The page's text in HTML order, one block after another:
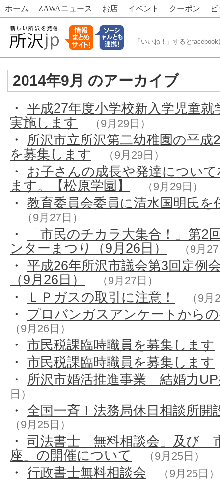
ホーム ZAWAニュース お店 イベント クーポン
「いいね！」すると
2014年9月 のアーカイブ
・ 平成27年度小学校新入学児童就
実施します
（9月29日）
・ 所沢市立所沢第二幼稚園の平成
を募集します
（9月29日）
・ お子さんの成長や発達につい
ます。【松原学園】
（9月29日）
・ 教育委員会委員に清水国明氏を
（9月27日）
・
「市民のチカラ大集合！」第2
ンターまつり（9月26日）
（9月
・ 平成26年所沢市議会第3回定例
（9月26日）
（9月27日）
・ ＬＰガスの取引に注意！ （9
・ プロパンガスアンケートから
（9月26日）
・ 市民税課臨時職員を募集します
・ 市民税課臨時職員を募集します
・ 所沢市婚活推進事業 結婚力UP
日）
・ 全国一斉！法務局休日相談所開
（9月25日）
・ 司法書士「無料相談会」及び「
座」の開催について
（9月25日）
・ 行政書士無料相談会 （9月25日）